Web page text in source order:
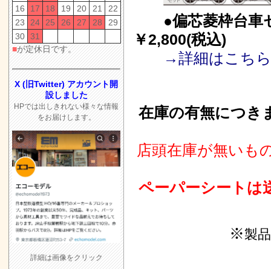
●偏芯菱枠台車
￥2,800(税込)
→詳細はこち
在庫の有無につき
店頭在庫が無いも
ペーパーシートは
※製
16
17 18 19 20 21
22
23
24 25 26 27 28
29
30 31
■が定休日です。
X (旧Twitter) アカウント開
設しました
HPでは出しきれない様々な情報
をお届けします。
詳細は画像をクリック